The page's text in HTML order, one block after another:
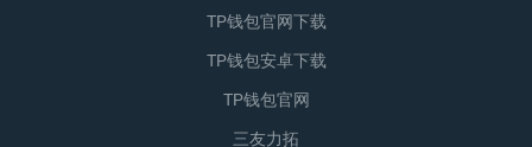
TP钱包官网下载
TP钱包安卓下载
TP钱包官网
三友力拓